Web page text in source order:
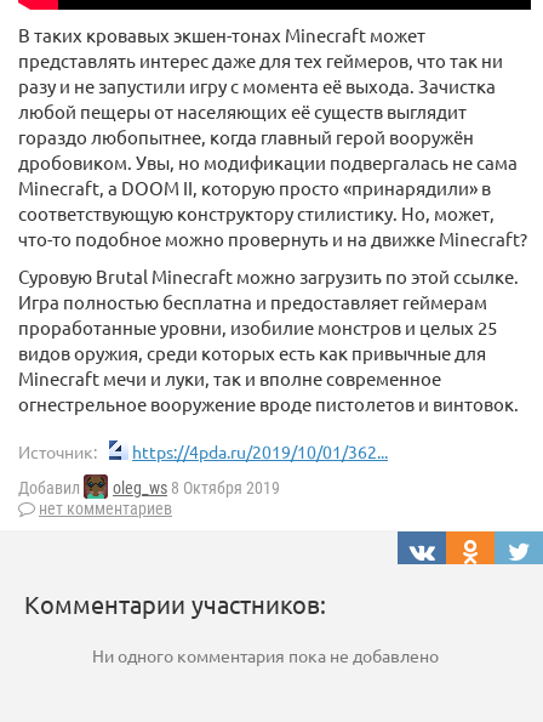
В таких кровавых экшен-тонах Minecraft может
представлять интерес даже для тех геймеров, что так ни
разу и не запустили игру с момента её выхода. Зачистка
любой пещеры от населяющих её существ выглядит
гораздо любопытнее, когда главный герой вооружён
дробовиком. Увы, но модификации подвергалась не сама
Minecraft, а DOOM II, которую просто «принарядили» в
соответствующую конструктору стилистику. Но, может,
что-то подобное можно провернуть и на движке Minecraft?
Суровую Brutal Minecraft можно загрузить по этой ссылке.
Игра полностью бесплатна и предоставляет геймерам
проработанные уровни, изобилие монстров и целых 25
видов оружия, среди которых есть как привычные для
Minecraft мечи и луки, так и вполне современное
огнестрельное вооружение вроде пистолетов и винтовок.
Источник: https://4pda.ru/2019/10/01/362...
Добавил oleg_ws 8 Октября 2019
нет комментариев
Комментарии участников:
Ни одного комментария пока не добавлено